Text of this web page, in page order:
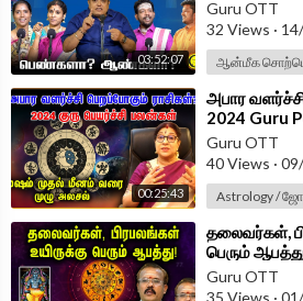
03:52:07
Guru OTT
32 Views ·
ஆன்மீக
00:25:43
⁣அபார
2024 Guru
Mesham
அலசல்
Guru OTT
40 Views ·
Astrology /
⁣தலைவர்கள்,
பெரும்
Guru
Guru OTT